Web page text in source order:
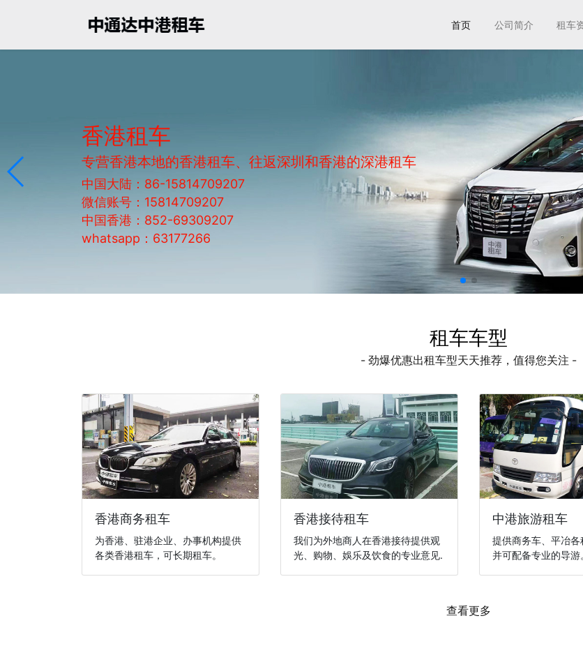
首页 公司简介 租车
香港租车
专营香港本地的香港租车、往返深圳和香港的深港租车
中国大陆：86-15814709207
微信账号：15814709207
中国香港：852-69309207
whatsapp：63177266
租车车型
- 劲爆优惠出租车型天天推荐，值得您关注 -
香港商务租车
为香港、驻港企业、办事机构提供
各类香港租车，可长期租车。
香港接待租车
我们为外地商人在香港接待提供观
光、购物、娛乐及饮食的专业意见.
中港旅游租车
提供商务车、平冶各
并可配备专业的导游。
查看更多